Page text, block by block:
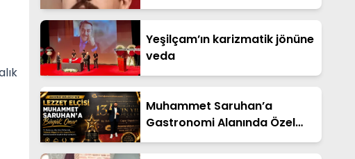
Yeşilçam’ın karizmatik jönüne
veda
Muhammet Saruhan’a
Gastronomi Alanında Özel
Ödül